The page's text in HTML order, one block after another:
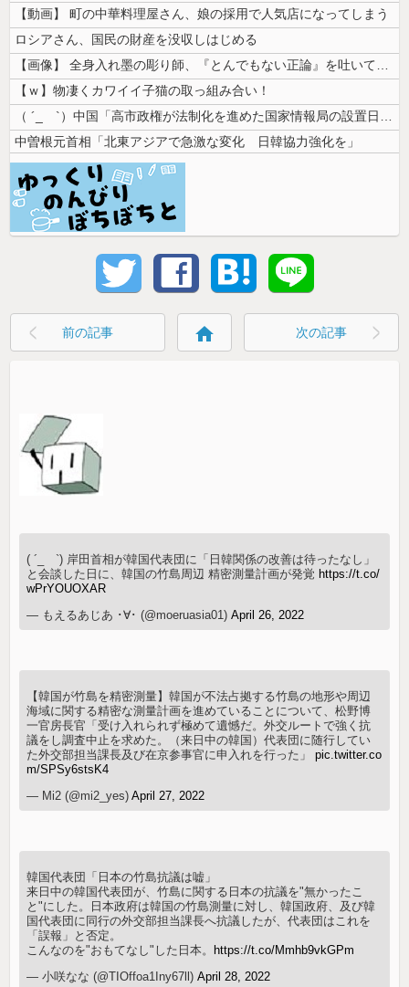
【動画】 町の中華料理屋さん、娘の採用で人気店になってしまう
ロシアさん、国民の財産を没収しはじめる
【画像】 全身入れ墨の彫り師、『とんでもない正論』を吐いて30万再生さ...
【ｗ】物凄くカワイイ子猫の取っ組み合い！
（ ´_ゝ`）中国「高市政権が法制化を進めた国家情報局の設置日が7月3...
中曽根元首相「北東アジアで急激な変化 日韓協力強化を」
前の記事 home 次の記事
( ´_ゝ`) 岸田首相が韓国代表団に「日韓関係の改善は待ったなし」
と会談した日に、韓国の竹島周辺 精密測量計画が発覚 https://t.co/
wPrYOUOXAR
— もえるあじあ ･∀･ (@moeruasia01)April 26, 2022
【韓国が竹島を精密測量】韓国が不法占拠する竹島の地形や周辺
海域に関する精密な測量計画を進めていることについて、松野博
一官房長官「受け入れられず極めて遺憾だ。外交ルートで強く抗
議をし調査中止を求めた。（来日中の韓国）代表団に随行してい
た外交部担当課長及び在京参事官に申入れを行った」pic.twitter.co
m/SPSy6stsK4
— Mi2 (@mi2_yes)April 27, 2022
韓国代表団「日本の竹島抗議は嘘」
来日中の韓国代表団が、竹島に関する日本の抗議を"無かったこ
と"にした。日本政府は韓国の竹島測量に対し、韓国政府、及び韓
国代表団に同行の外交部担当課長へ抗議したが、代表団はこれを
「誤報」と否定。
こんなのを"おもてなし"した日本。
https://t.co/Mmhb9vkGPm
— 小咲なな (@TIOffoa1Iny67ll)April 28, 2022